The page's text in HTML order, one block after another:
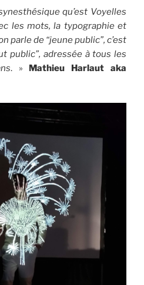
qu’est Voyelles
les mots, la typographie et
parle de “jeune public”, c’est
public”, adressée à tous les
. »
Mathieu Harlaut aka